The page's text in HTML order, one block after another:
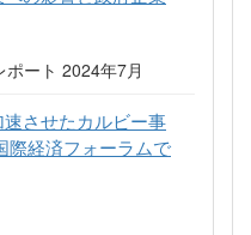
ポート 2024年7月
させたカルビー事
際経済フォーラムで